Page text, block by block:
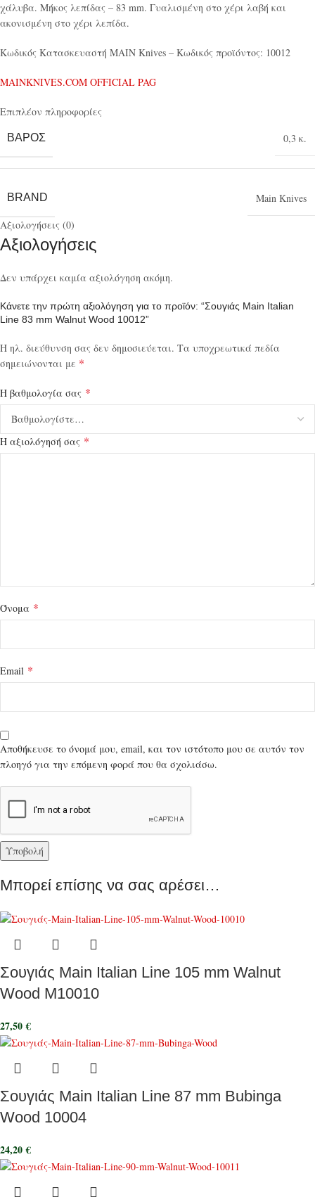
χάλυβα. Μήκος λεπίδας – 83 mm. Γυαλισμένη στο χέρι λαβή και
ακονισμένη στο χέρι λεπίδα.
Κωδικός Κατασκευαστή MAIN Knives – Κωδικός προϊόντος: 10012
MAINKNIVES.COM OFFICIAL PAG
Επιπλέον πληροφορίες
ΒΆΡΟΣ 0,3 κ.
BRAND
Main Knives
Αξιολογήσεις (0)
Αξιολογήσεις
Δεν υπάρχει καμία αξιολόγηση ακόμη.
Κάνετε την πρώτη αξιολόγηση για το προϊόν: “Σουγιάς Main Italian
Line 83 mm Walnut Wood 10012”
Η ηλ. διεύθυνση σας δεν δημοσιεύεται. Τα υποχρεωτικά πεδία
σημειώνονται με *
Η βαθμολογία σας *
Η αξιολόγησή σας *
Όνομα *
Email *
Αποθήκευσε το όνομά μου, email, και τον ιστότοπο μου σε αυτόν τον
πλοηγό για την επόμενη φορά που θα σχολιάσω.
Μπορεί επίσης να σας αρέσει…
Σουγιάς Main Italian Line 105 mm Walnut
Wood M10010
27,50€
Σουγιάς Main Italian Line 87 mm Bubinga
Wood 10004
24,20€